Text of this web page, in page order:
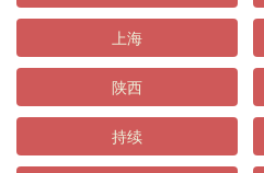
上海
陕西
持续